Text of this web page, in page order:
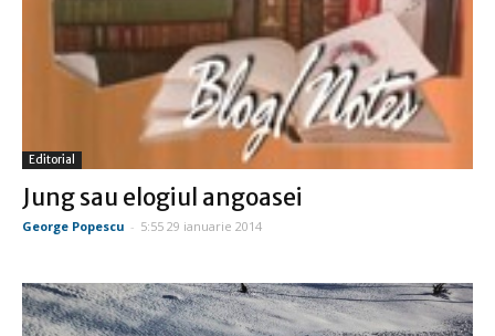
Editorial
Jung sau elogiul angoasei
George Popescu - 5:55 29 ianuarie 2014